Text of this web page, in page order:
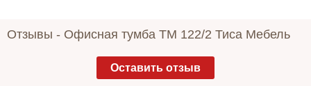
Отзывы - Офисная тумба ТМ 122/2 Тиса Мебель
Оставить отзыв